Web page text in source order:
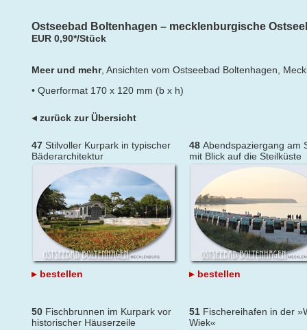
Ostseebad Boltenhagen – mecklenburgische
EUR 0,90*/Stück
Meer und mehr, Ansichten vom Ostseebad Boltenhagen,
• Querformat 170 x 120 mm (b x h)
zurück zur Übersicht
47 Stilvoller Kurpark in typischer
Bäderarchitektur
bestellen
48 Abendspaziergang am
mit Blick auf die Steilküste
bestellen
50 Fischbrunnen im Kurpark vor
historischer Häuserzeile
51 Fischereihafen in der
Wiek«